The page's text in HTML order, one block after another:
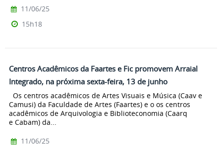
11/06/25
15h18
Centros Acadêmicos da Faartes e Fic promovem Arraial
Integrado, na próxima sexta-feira, 13 de junho
Os centros acadêmicos de Artes Visuais e Música (Caav e
Camusi) da Faculdade de Artes (Faartes) e o os centros
acadêmicos de Arquivologia e Biblioteconomia (Caarq
e Cabam) da...
11/06/25